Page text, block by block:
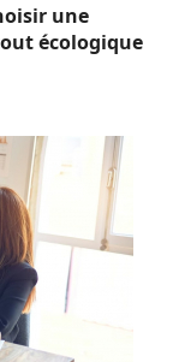
une
écologique